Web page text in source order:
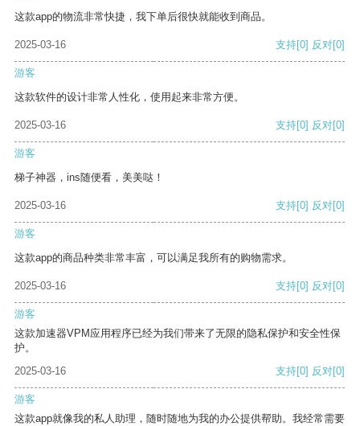
这款app的物流非常快捷，我下单后很快就能收到商品。
2025-03-16 支持[0] 反对[0]
游客
这款软件的设计非常人性化，使用起来非常方便。
2025-03-16 支持[0] 反对[0]
游客
梯子神器，ins随便看，美美哒！
2025-03-16 支持[0] 反对[0]
游客
这款app的商品种类非常丰富，可以满足我所有的购物需求。
2025-03-16 支持[0] 反对[0]
游客
这款加速器VPM应用程序已经为我们带来了无限的隐私保护和安全性保
护。
2025-03-16
支持[0] 反对[0]
游客
这款app就像我的私人助理，随时随地为我的办公提供帮助。我经常需要